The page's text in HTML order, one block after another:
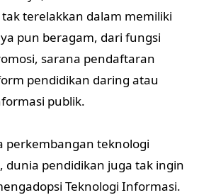
terelakkan dalam memiliki
pun beragam, dari fungsi
sarana pendaftaran
pendidikan daring atau
publik.
perkembangan teknologi
dunia pendidikan juga tak ingin
Teknologi Informasi.